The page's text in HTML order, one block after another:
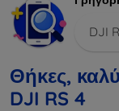
DJI
Θήκες,
DJI RS 4